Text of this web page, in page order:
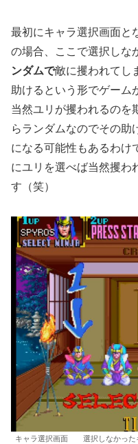
最初にキャラ選択画面と
の場合、ここで選択しな
ンダムで敵に攫われてし
助けるという形でゲーム
当然ユリが攫われるのを
らランダムなのでその助
になる可能性もあるわけ
にユリを選べば当然攫わ
す（笑）
キャラ選択画面 選択しなかった